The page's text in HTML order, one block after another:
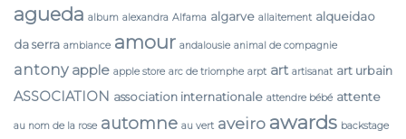
agueda album alexandra Alfama algarve allaitement alqueidao
da serra ambiance amour andalousie animal de compagnie
antony apple apple store arc de triomphe arpt art artisanat art urbain
ASSOCIATION association internationale attendre bébé attente
au nom de la rose automne au vert aveiro awards backstage